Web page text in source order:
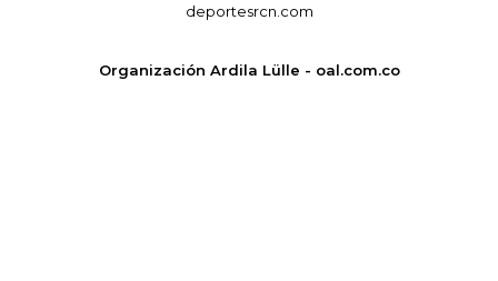
deportesrcn.com
Organización Ardila Lülle - oal.com.co